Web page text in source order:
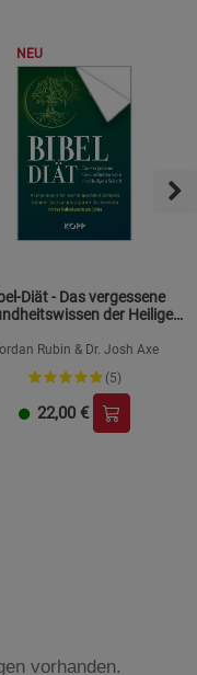
NEU
Diät - Das vergessene
der Heiligen
Rubin & Dr. Josh Axe
(5)
22,00 €
vorhanden.